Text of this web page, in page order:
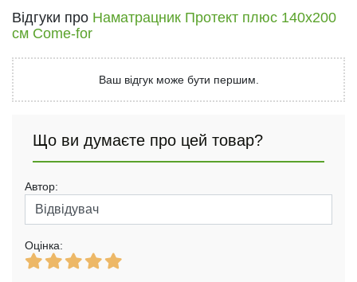
Відгуки про Наматрацник Протект плюс 140х200
см Come-for
Ваш відгук може бути першим.
Що ви думаєте про цей товар?
Автор:
Оцінка: